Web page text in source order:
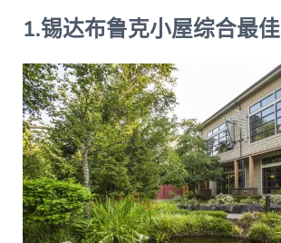
1.锡达布鲁克小屋综合最佳